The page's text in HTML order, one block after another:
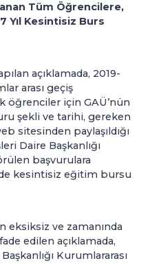
Tüm Öğrencilere,
Yıl Kesintisiz Burs
açıklamada, 2019-
arası geçiş
öğrenciler için GAÜ’nün
şekli ve tarihi, gereken
sitesinden paylaşıldığı
Daire Başkanlığı
başvurulara
kesintisiz eğitim bursu
eksiksiz ve zamanında
edilen açıklamada,
Kurumlararası